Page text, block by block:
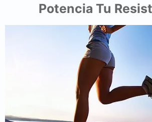
Potencia Tu